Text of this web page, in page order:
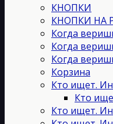
КНОПКИ
КНОПКИ НА
Когда
Когда
Когда
Корзина
Кто ищет.
Кто
Кто ищет.